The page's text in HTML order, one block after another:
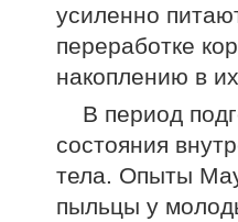
усиленно
переработке
накоплению в
В период
состояния
тела. Опыты
пыльцы у